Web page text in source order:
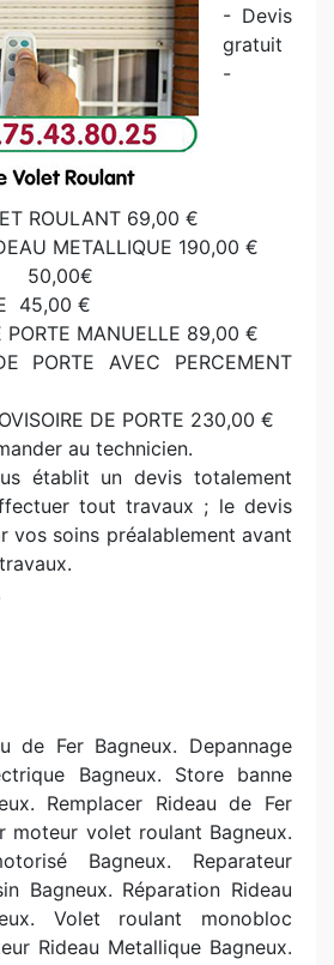
- Devis
gratuit
-
ROULANT 69,00 €
METALLIQUE 190,00 €
50,00€
45,00 €
PORTE MANUELLE 89,00 €
PORTE AVEC PERCEMENT
DE PORTE 230,00 €
au technicien.
établit un devis totalement
tout travaux ; le devis
vos soins préalablement avant
de Fer Bagneux. Depannage
Bagneux. Store banne
Remplacer Rideau de Fer
moteur volet roulant Bagneux.
Bagneux. Reparateur
Bagneux. Réparation Rideau
Volet roulant monobloc
Rideau Metallique Bagneux.